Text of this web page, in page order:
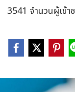
3541 จำนวนผู้เข้า